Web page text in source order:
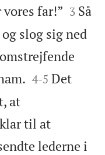
far!” 

3 Så
slog sig ned


4-5 Det
at
til at
lederne i